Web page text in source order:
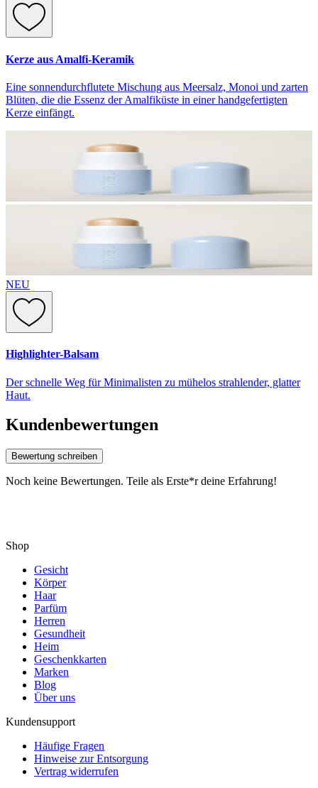
Kerze aus Amalfi-Keramik
Eine sonnendurchflutete Mischung aus Meersalz, Monoi und zarten
Blüten, die die Essenz der Amalfiküste in einer handgefertigten
Kerze einfängt.
NEU
Highlighter-Balsam
Der schnelle Weg für Minimalisten zu mühelos strahlender, glatter
Haut.
Kundenbewertungen
Bewertung schreiben
Noch keine Bewertungen. Teile als Erste*r deine Erfahrung!
Shop
Gesicht
Körper
Haar
Parfüm
Herren
Gesundheit
Heim
Geschenkkarten
Marken
Blog
Über uns
Kundensupport
Häufige Fragen
Hinweise zur Entsorgung
Vertrag widerrufen